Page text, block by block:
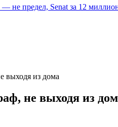
— не предел, Senat за 12
выходя из дома
не выходя из